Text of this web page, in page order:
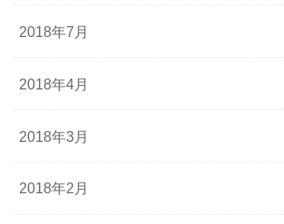
2018年7月
2018年4月
2018年3月
2018年2月